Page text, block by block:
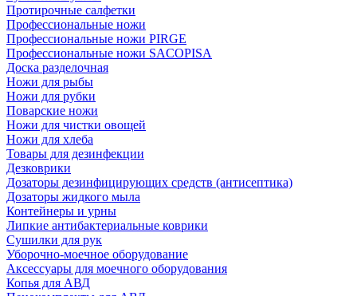
Протирочные салфетки
Профессиональные ножи
Профессиональные ножи PIRGE
Профессиональные ножи SACOPISA
Доска разделочная
Ножи для рыбы
Ножи для рубки
Поварские ножи
Ножи для чистки овощей
Ножи для хлеба
Товары для дезинфекции
Дезковрики
Дозаторы дезинфицирующих средств (антисептика)
Дозаторы жидкого мыла
Контейнеры и урны
Липкие антибактериальные коврики
Сушилки для рук
Уборочно-моечное оборудование
Аксессуары для моечного оборудования
Копья для АВД